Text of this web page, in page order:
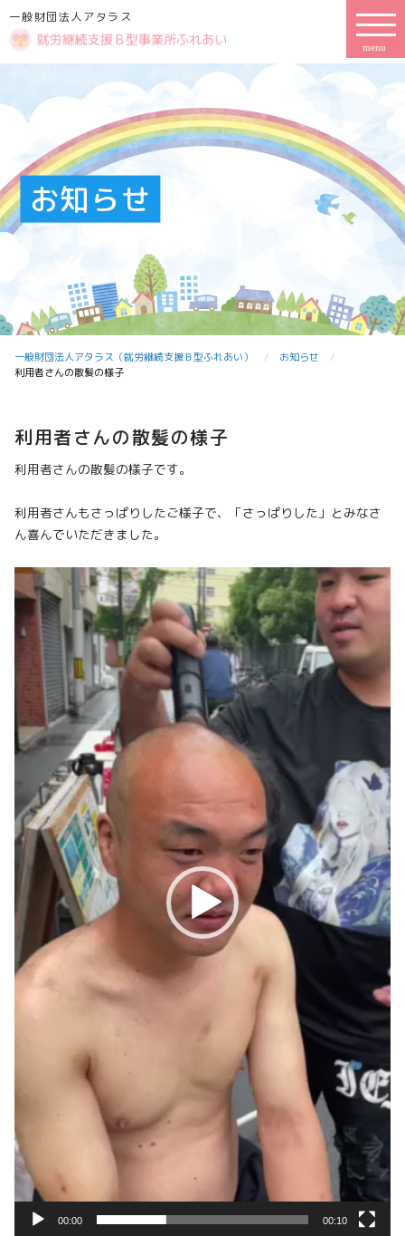
一般財団法人アタラス
お知らせ
一般財団法人アタラス（就労継続支援Ｂ型ふれあい）
お知らせ
利用者さんの散髪の様子
利用者さんの散髪の様子
利用者さんの散髪の様子です。
利用者さんもさっぱりしたご様子で、「さっぱりした」とみなさ
ん喜んでいただきました。
動
画
プ
レ
ヤ
00:00 00:10